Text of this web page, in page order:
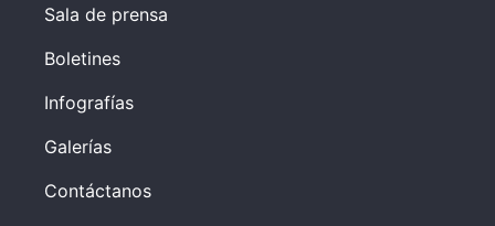
Sala de prensa
Boletines
Infografías
Galerías
Contáctanos